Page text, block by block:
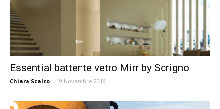
Essential battente vetro Mirr by Scrigno
Chiara Scalco - 19 Novembre 2018